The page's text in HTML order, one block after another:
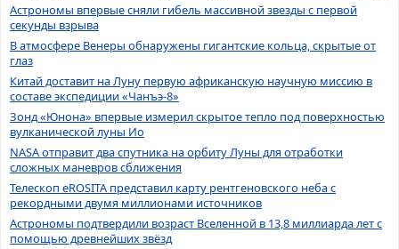
Астрономы впервые сняли гибель массивной звезды с первой
секунды взрыва
В атмосфере Венеры обнаружены гигантские кольца, скрытые от
глаз
Китай доставит на Луну первую африканскую научную миссию в
составе экспедиции «Чанъэ-8»
Зонд «Юнона» впервые измерил скрытое тепло под поверхностью
вулканической луны Ио
NASA отправит два спутника на орбиту Луны для отработки
сложных маневров сближения
Телескоп eROSITA представил карту рентгеновского неба с
рекордными двумя миллионами источников
Астрономы подтвердили возраст Вселенной в 13,8 миллиарда лет с
помощью древнейших звёзд